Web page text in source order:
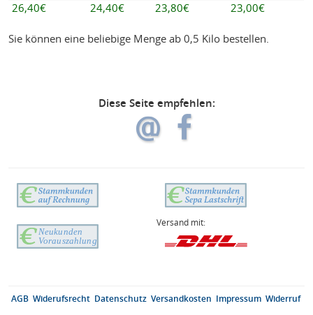
26,40€
24,40€ 23,80€ 23,00€
Sie können eine beliebige Menge ab 0,5 Kilo bestellen.
Diese Seite empfehlen:
Versand mit:
AGB Widerufsrecht Datenschutz Versandkosten Impressum Widerruf